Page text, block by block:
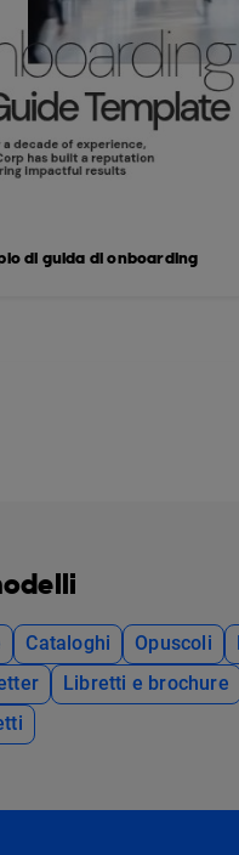
di guida di onboarding
Cataloghi Opuscoli
Libretti e brochure